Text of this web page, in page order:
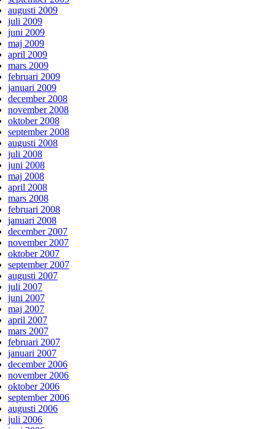
augusti 2009
juli 2009
juni 2009
maj 2009
april 2009
mars 2009
februari 2009
januari 2009
december 2008
november 2008
oktober 2008
september 2008
augusti 2008
juli 2008
juni 2008
maj 2008
april 2008
mars 2008
februari 2008
januari 2008
december 2007
november 2007
oktober 2007
september 2007
augusti 2007
juli 2007
juni 2007
maj 2007
april 2007
mars 2007
februari 2007
januari 2007
december 2006
november 2006
oktober 2006
september 2006
augusti 2006
juli 2006